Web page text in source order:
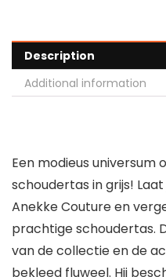
Description
Additional information
Een modieus
schoudertas in grijs!
Anekke Couture en
prachtige schoudertas.
van de collectie en de
bekleed fluweel. Hij